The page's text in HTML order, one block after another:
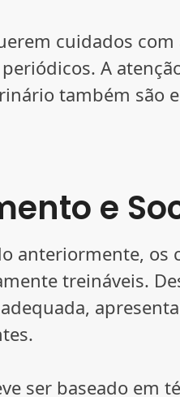
cuidados
A
também são
e
anteriormente, os
treináveis.
ser baseado em